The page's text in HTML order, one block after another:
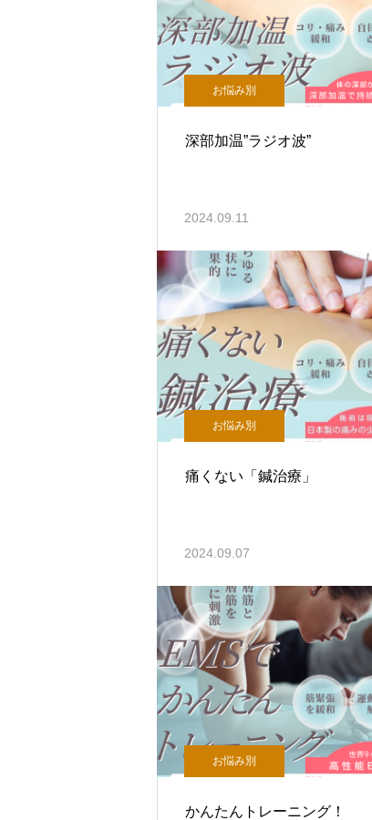
お悩み別
深部加温”ラジオ波”
2024.09.11
お悩み別
痛くない「鍼治療」
2024.09.07
お悩み別
かんたんトレーニング！